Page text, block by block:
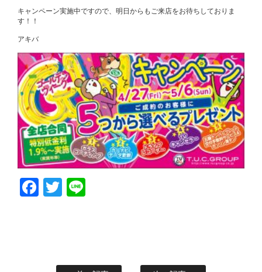
キャンペーン実施中ですので、明日からもご来店をお待ちしておりま
す！！
アキバ
Facebook
Twitter